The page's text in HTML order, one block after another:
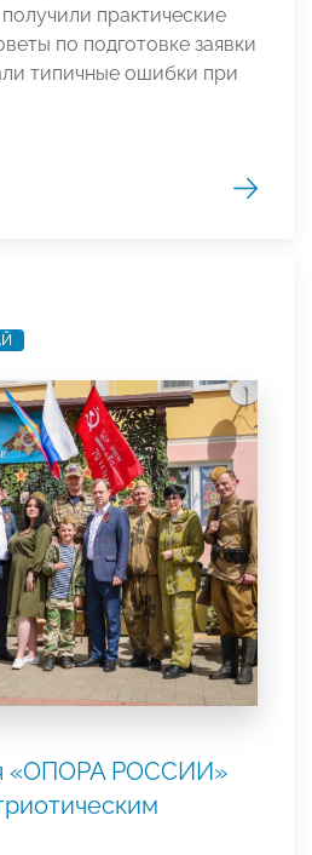
практические
по подготовке заявки
типичные ошибки при
«ОПОРА РОССИИ»